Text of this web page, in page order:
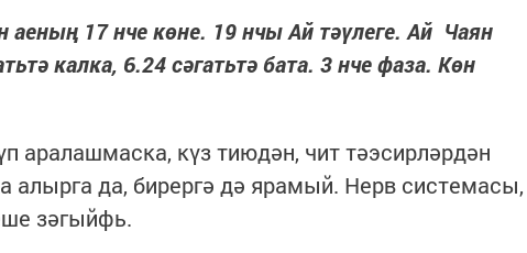
аеның 17 нче көне. 19 нчы Ай тәүлеге. Ай Чаян
калка, 6.24 сәгатьтә бата. 3 нче фаза. Көн
аралашмаска, күз тиюдән, чит тәэсирләрдән
алырга да, бирергә дә ярамый. Нерв системасы,
зәгыйфь.